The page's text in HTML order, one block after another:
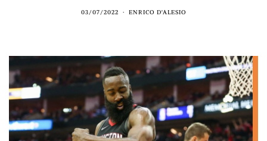
03/07/2022 ENRICO D'ALESIO